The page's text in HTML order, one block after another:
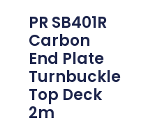
PR SB401R
Carbon
End Plate
Turnbuckle
Top Deck
2m